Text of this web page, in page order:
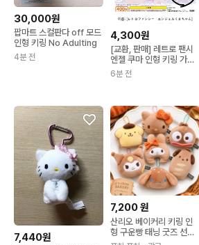
30,000원
팝마트 스컬판다 off 모드
인형 키링 No Adulting
4분 전
4,300원
[교환, 판매] 레트로 팬시
엔젤 쿠마 인형 키링 가챠
보라색
6분 전
7,440원
7,200원
산리오 베이커리 키링 인
형 구운빵 태닝 굿즈 선물
헬로키티 한교동 폼폼푸린